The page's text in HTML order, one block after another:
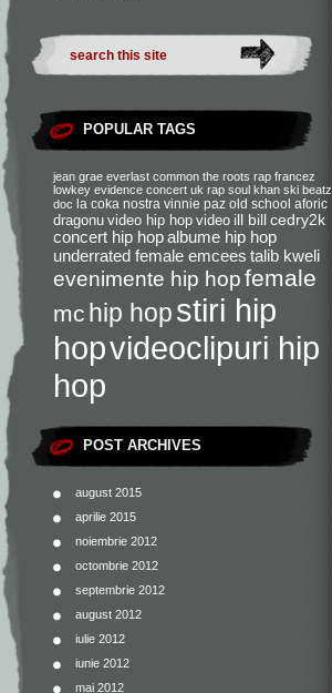
POPULAR TAGS
jean grae everlast common the roots rap francez
lowkey evidence concert uk rap soul khan ski beatz
doc la coka nostra vinnie paz old school aforic
dragonu video hip hop video ill bill cedry2k
concert hip hopalbume hip hop
underrated female emcees talib kweli
evenimente hip hopfemale
mc hip hopstiri hip
hopvideoclipuri hip
hop
POST ARCHIVES
august 2015
aprilie 2015
noiembrie 2012
octombrie 2012
septembrie 2012
august 2012
iulie 2012
iunie 2012
mai 2012